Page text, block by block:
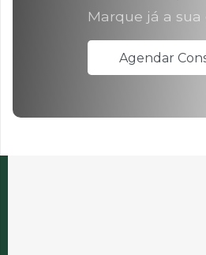
Marque já a sua
Agendar